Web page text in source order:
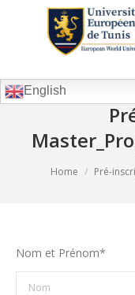
You are here:
Home Pré-
Nom et Prénom*
English